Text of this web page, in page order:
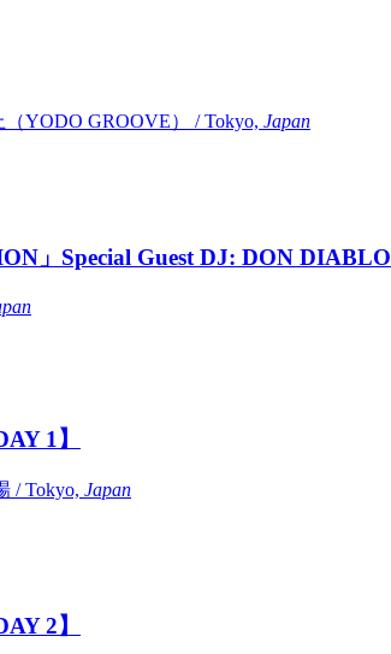
YODO GROOVE） / Tokyo, Japan
」Special Guest DJ: DON DIABLO
1】
/ Tokyo, Japan
2】